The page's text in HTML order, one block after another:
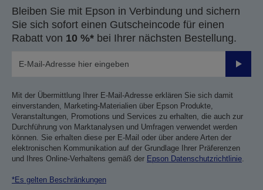
Bleiben Sie mit Epson in Verbindung und sichern
Sie sich sofort einen Gutscheincode für einen
Rabatt von 10 %* bei Ihrer nächsten Bestellung.
Mit der Übermittlung Ihrer E-Mail-Adresse erklären Sie sich damit
einverstanden, Marketing-Materialien über Epson Produkte,
Veranstaltungen, Promotions und Services zu erhalten, die auch zur
Durchführung von Marktanalysen und Umfragen verwendet werden
können. Sie erhalten diese per E-Mail oder über andere Arten der
elektronischen Kommunikation auf der Grundlage Ihrer Präferenzen
und Ihres Online-Verhaltens gemäß der Epson Datenschutzrichtlinie.
*Es gelten Beschränkungen